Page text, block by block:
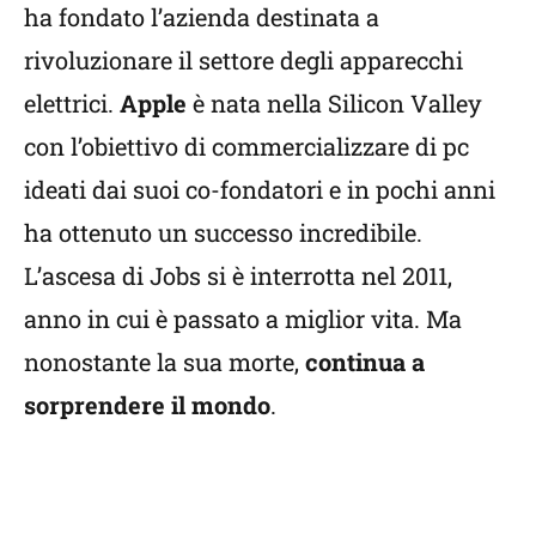
ha fondato l’azienda destinata a
rivoluzionare il settore degli apparecchi
elettrici. Apple è nata nella Silicon Valley
con l’obiettivo di commercializzare di pc
ideati dai suoi co-fondatori e in pochi anni
ha ottenuto un successo incredibile.
L’ascesa di Jobs si è interrotta nel 2011,
anno in cui è passato a miglior vita. Ma
nonostante la sua morte, continua a
sorprendere il mondo.